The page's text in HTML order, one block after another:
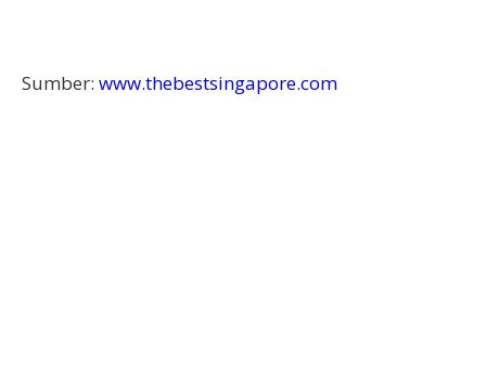
Sumber: www.thebestsingapore.com